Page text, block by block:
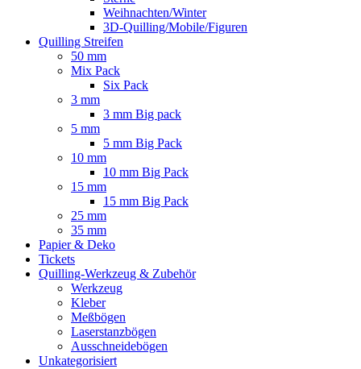
Weihnachten/Winter
3D-Quilling/Mobile/Figuren
Quilling Streifen
50 mm
Mix Pack
Six Pack
3 mm
3 mm Big pack
5 mm
5 mm Big Pack
10 mm
10 mm Big Pack
15 mm
15 mm Big Pack
25 mm
35 mm
Papier & Deko
Tickets
Quilling-Werkzeug & Zubehör
Werkzeug
Kleber
Meßbögen
Laserstanzbögen
Ausschneidebögen
Unkategorisiert